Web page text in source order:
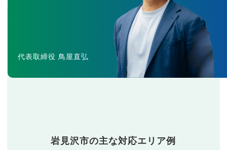
代表取締役 鳥屋直弘
岩見沢市の主な対応エリア例